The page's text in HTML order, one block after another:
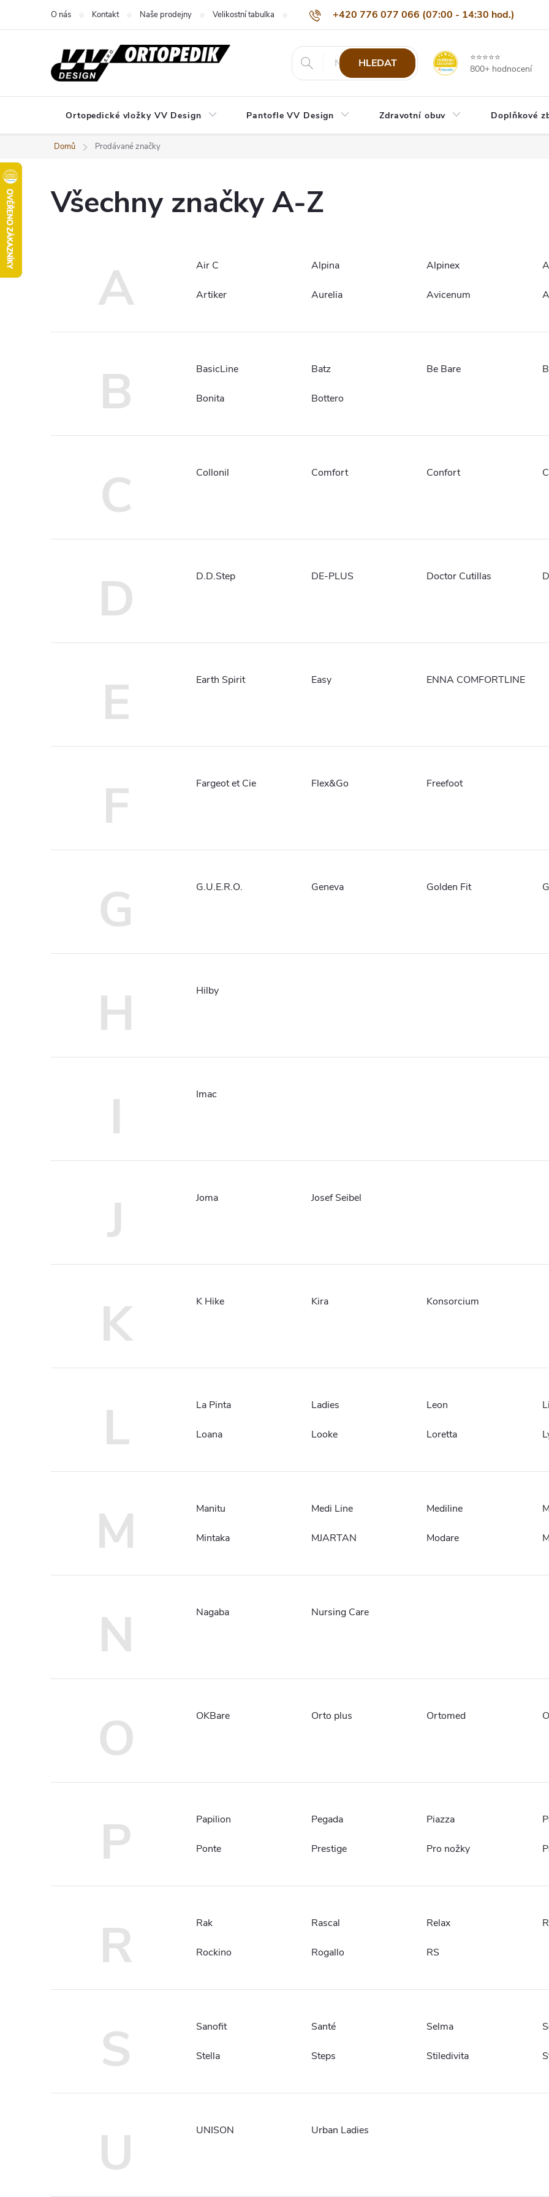
+420 776 077 066 (07:00 - 14:30 hod.)
info@eshop-vvdesign.cz
O nás Kontakt Naše prodejny Velikostní tabulka Nejčastější dotazy Naši odběratelé Doprava a platba
HLEDAT
⭐⭐⭐⭐⭐
800+ hodnocení
Ortopedické vložky VV Design Pantofle VV Design Zdravotní obuv Doplňkové
Domů Prodávané značky
Všechny značky A-Z
A Air C Alpina Alpinex
Artiker Aurelia Avicenum
B BasicLine Batz Be Bare
Bonita Bottero
C Collonil Comfort Confort
D D.D.Step DE-PLUS Doctor Cutillas
E Earth Spirit Easy ENNA COMFORTLINE
F Fargeot et Cie Flex&Go Freefoot
G G.U.E.R.O. Geneva Golden Fit
H Hilby
I Imac
J Joma Josef Seibel
K K Hike Kira Konsorcium
L La Pinta Ladies Leon
Loana Looke Loretta
M Manitu Medi Line Mediline
Mintaka MJARTAN Modare
N Nagaba Nursing Care
O OKBare Orto plus Ortomed
P Papilion Pegada Piazza
Ponte Prestige Pro nožky
R Rak Rascal Relax
Rockino Rogallo RS
S Sanofit Santé Selma
Stella Steps Stiledivita
U UNISON Urban Ladies